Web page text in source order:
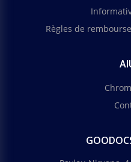
Règles de